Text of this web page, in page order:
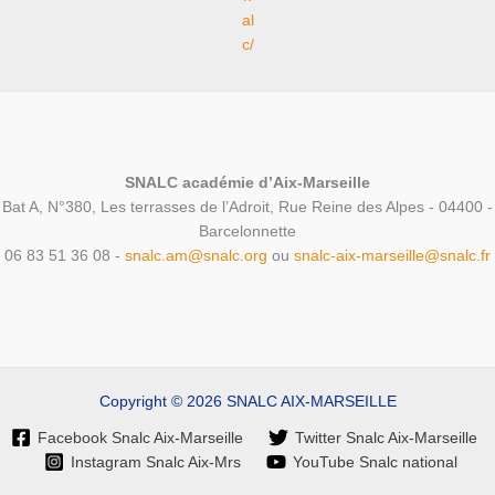
al
c/
SNALC académie d’Aix-Marseille
Bat A, N°380, Les terrasses de l’Adroit, Rue Reine des Alpes - 04400 -
Barcelonnette
06 83 51 36 08 - snalc.am@snalc.org ou snalc-aix-marseille@snalc.fr
Copyright © 2026 SNALC AIX-MARSEILLE
Facebook Snalc Aix-Marseille
Twitter Snalc Aix-Marseille
Instagram Snalc Aix-Mrs
YouTube Snalc national